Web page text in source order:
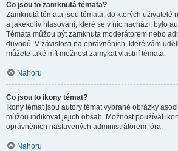
Co jsou to zamknutá témata?
Zamknutá témata jsou témata, do kterých uživatelé
a jakékoliv hlasování, které se v nic nachází, bylo
Témata můžou být zamknuta moderátorem nebo
důvodů. V závislosti na oprávněních, které vám
můžete také mít možnost zamykat vlastní témata.
Nahoru
Co jsou to ikony témat?
Ikony témat jsou autory témat vybrané obrázky
můžou indikovat jejich obsah. Možnost používat
oprávněních nastavených administrátorem fóra.
Nahoru